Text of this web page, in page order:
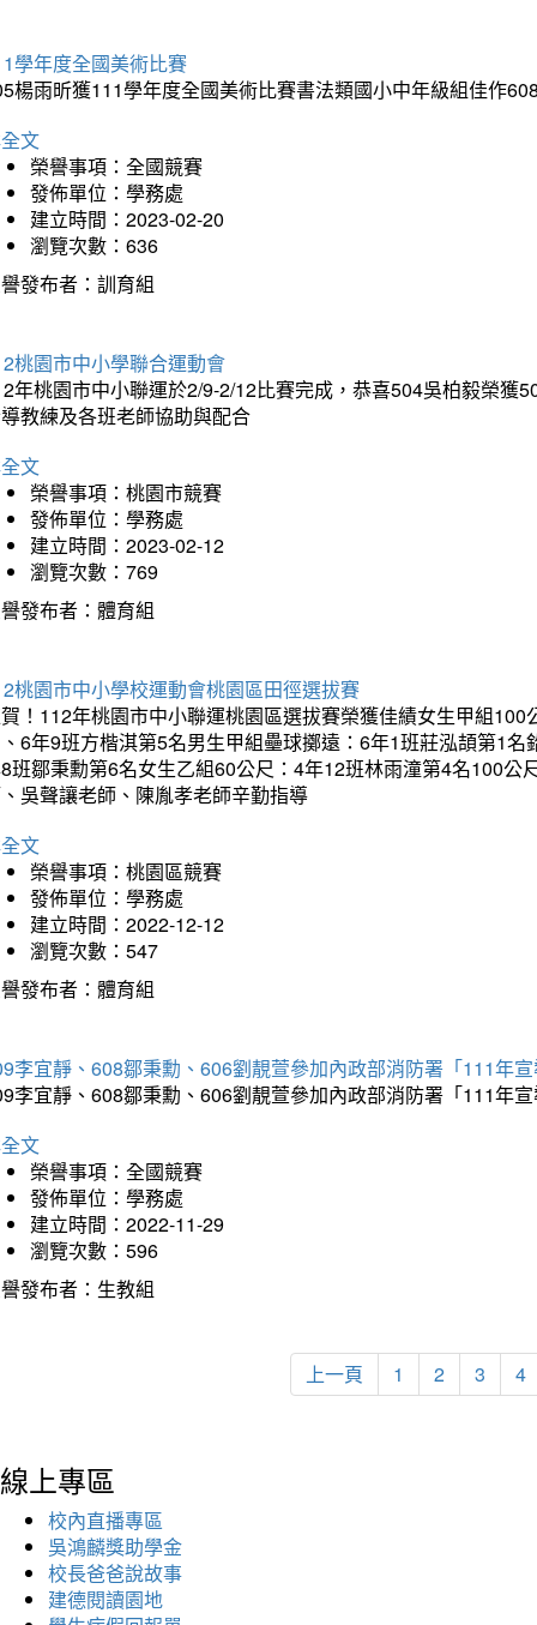
學年度全國美術比賽
楊雨昕獲111學年度全國美術比賽書法類國小中年級組佳作
文
榮譽事項：全國競賽
發佈單位：學務處
建立時間：2023-02-20
瀏覽次數：636
發布者：訓育組
桃園市中小學聯合運動會
年桃園市中小聯運於2/9-2/12比賽完成，恭喜504吳柏毅榮
教練及各班老師協助與配合
文
榮譽事項：桃園市競賽
發佈單位：學務處
建立時間：2023-02-12
瀏覽次數：769
發布者：體育組
桃園市中小學校運動會桃園區田徑選拔賽
！112年桃園市中小聯運桃園區選拔賽榮獲佳績女生甲組
6年9班方楷淇第5名男生甲組壘球擲遠：6年1班莊泓頡第1
班鄒秉勳第6名女生乙組60公尺：4年12班林雨潼第4名100
吳聲讓老師、陳胤孝老師辛勤指導
文
榮譽事項：桃園區競賽
發佈單位：學務處
建立時間：2022-12-12
瀏覽次數：547
發布者：體育組
李宜靜、608鄒秉勳、606劉靚萱參加內政部消防署「111年
李宜靜、608鄒秉勳、606劉靚萱參加內政部消防署「111年
文
榮譽事項：全國競賽
發佈單位：學務處
建立時間：2022-11-29
瀏覽次數：596
發布者：生教組
上一頁 1 2 3 4
線上專區
校內直播專區
吳鴻麟獎助學金
校長爸爸說故事
建德閱讀園地